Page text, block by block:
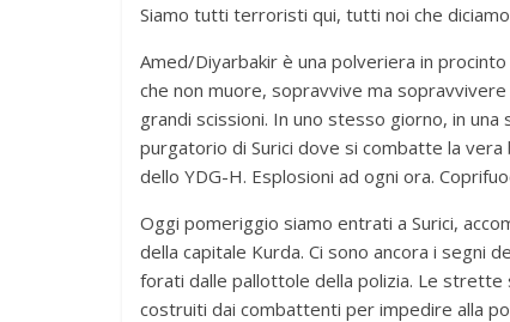
Siamo tutti terroristi qui, tutti noi che
Amed/Diyarbakir è una polveriera in
che non muore, sopravvive ma
grandi scissioni. In uno stesso giorno, in una
purgatorio di Surici dove si combatte la
dello YDG-H. Esplosioni ad ogni ora.
Oggi pomeriggio siamo entrati a Surici,
della capitale Kurda. Ci sono ancora i segni
forati dalle pallottole della polizia. Le
costruiti dai combattenti per impedire alla